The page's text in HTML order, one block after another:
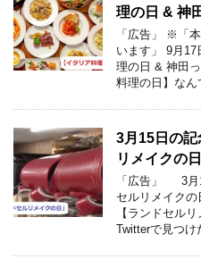
理の日 & 神
「広告」 ※「
います」 9月
理の日 & 神田
料理の日】なん
3月15日の
リメイクの
「広告」 3月
セルリメイク
【ランドセル
Twitterで見つけ